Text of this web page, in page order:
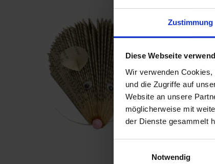
Zustimmung
Diese Webseite
Wir verwenden
und die Zugriffe auf
Website an unsere
möglicherweise mit
der Dienste gesammelt
Notwendig